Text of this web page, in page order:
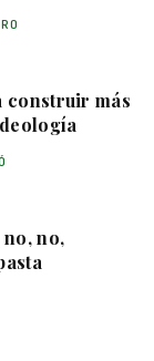
construir más
no,